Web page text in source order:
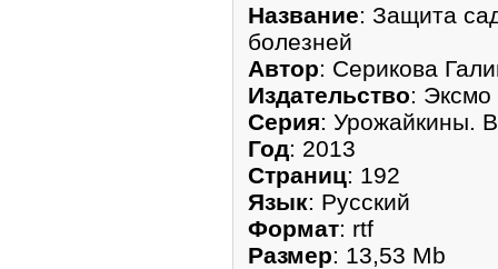
Название: Защита
болезней
Автор: Серикова
Издательство: Эксмо
Серия: Урожайкины.
Год: 2013
Страниц: 192
Язык: Русский
Формат: rtf
Размер: 13,53 Mb